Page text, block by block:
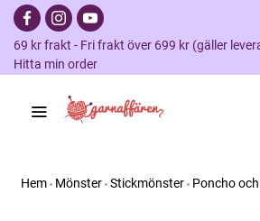
69 kr frakt - Fri frakt över 699 kr (gäller
Hitta min order
Hem Mönster Stickmönster Poncho